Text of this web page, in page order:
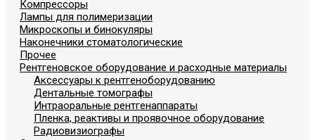
Компрессоры
Лампы для полимеризации
Микроскопы и бинокуляры
Наконечники стоматологические
Прочее
Рентгеновское оборудование и расходные материалы
Аксессуары к рентгеноборудованию
Дентальные томографы
Интраоральные рентгенаппараты
Пленка, реактивы и проявочное оборудование
Радиовизиографы